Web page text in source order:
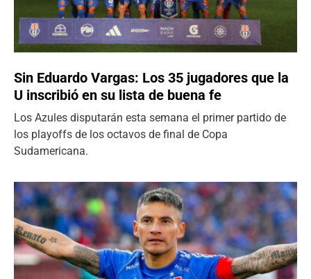
Sin Eduardo Vargas: Los 35 jugadores que la
U inscribió en su lista de buena fe
Los Azules disputarán esta semana el primer partido de
los playoffs de los octavos de final de Copa
Sudamericana.